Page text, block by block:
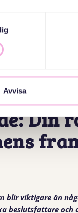
Avvisa
Din
blir viktigare än
beslutsfattare och